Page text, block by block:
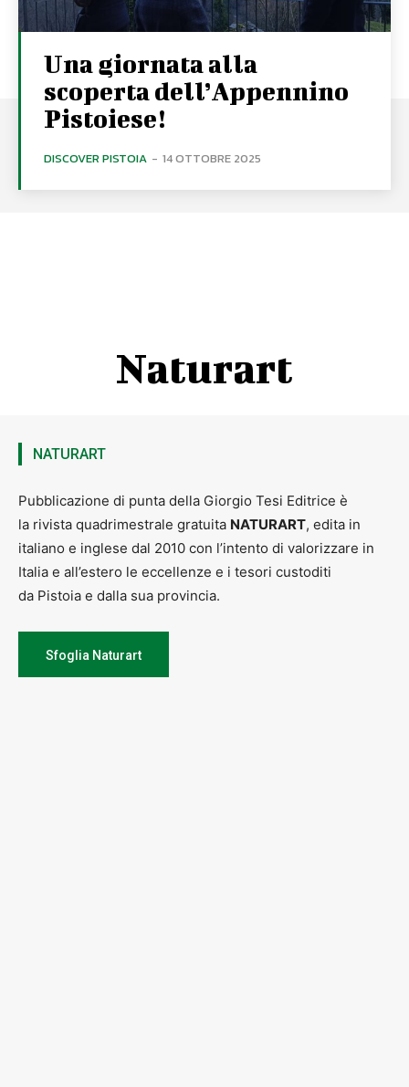
Una giornata alla
scoperta dell’Appennino
Pistoiese!
DISCOVER PISTOIA - 14 OTTOBRE 2025
Naturart
NATURART
Pubblicazione di punta della Giorgio Tesi Editrice è
la rivista quadrimestrale gratuita NATURART, edita in
italiano e inglese dal 2010 con l’intento di valorizzare in
Italia e all’estero le eccellenze e i tesori custoditi
da Pistoia e dalla sua provincia.
Sfoglia Naturart